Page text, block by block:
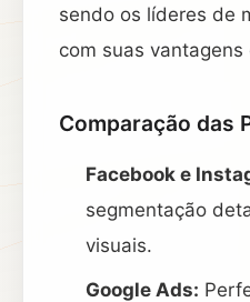
sendo os líderes de
com suas vantagens
Comparação das
Facebook e
segmentação
visuais.
Google Ads: